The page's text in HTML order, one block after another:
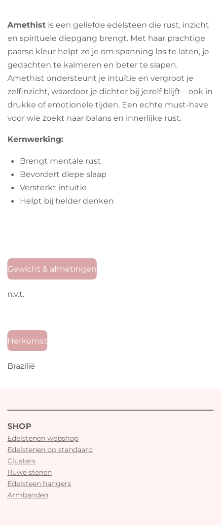
Amethist is een geliefde edelsteen die rust, inzicht
en spirituele diepgang brengt. Met haar prachtige
paarse kleur helpt ze je om spanning los te laten, je
gedachten te kalmeren en beter te slapen.
Amethist ondersteunt je intuïtie en vergroot je
zelfinzicht, waardoor je dichter bij jezelf blijft – ook in
drukke of emotionele tijden. Een echte must-have
voor wie zoekt naar balans en innerlijke rust.
Kernwerking:
Brengt mentale rust
Bevordert diepe slaap
Versterkt intuïtie
Helpt bij helder denken
Gewicht & afmetingen
n.v.t.
Herkomst
Brazilië
SHOP
Edelstenen webshop
Edelstenen op standaard
Clusters
Ruwe stenen
Edelsteen hangers
Armbanden